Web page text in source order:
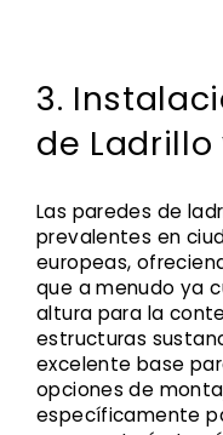
3.
de
Las paredes de
prevalentes en
europeas,
que a menudo ya
altura para la
estructuras
excelente base
opciones de
específicamente